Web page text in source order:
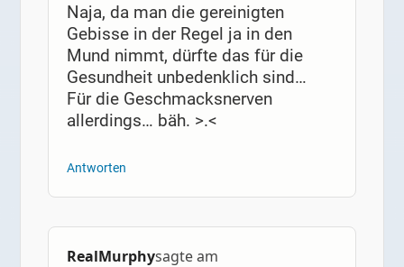
Naja, da man die gereinigten
Gebisse in der Regel ja in den
Mund nimmt, dürfte das für die
Gesundheit unbedenklich sind…
Für die Geschmacksnerven
allerdings… bäh. >.<
Antworten
RealMurphysagte am